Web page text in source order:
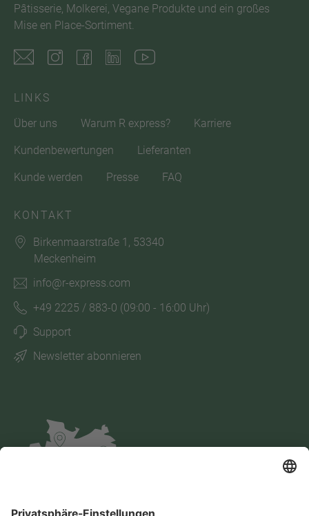
Pâtisserie, Molkerei, Vegane Produkte und ein großes
Mise en Place-Sortiment.
LINKS
Über uns
Warum R express? Karriere
Kundenbewertungen Lieferanten
Kunde werden Presse FAQ
KONTAKT
Birkenmaarstraße 1, 53340
Meckenheim
info@r-express.com
+49 2225 / 883-0 (09:00 - 16:00 Uhr)
Support
Newsletter abonnieren